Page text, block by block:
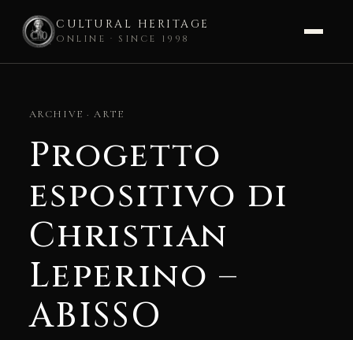
CULTURAL HERITAGE
ONLINE · SINCE 1998
contentARCHIVE · ARTE
Progetto
espositivo di
Christian
Leperino –
ABISSO